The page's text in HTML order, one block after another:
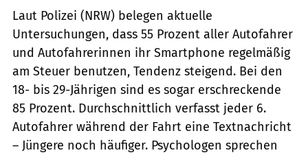
Laut Polizei (NRW) belegen aktuelle
Untersuchungen, dass 55 Prozent aller Autofahrer
und Autofahrerinnen ihr Smartphone regelmäßig
am Steuer benutzen, Tendenz steigend. Bei den
18- bis 29-Jährigen sind es sogar erschreckende
85 Prozent. Durchschnittlich verfasst jeder 6.
Autofahrer während der Fahrt eine Textnachricht
– Jüngere noch häufiger. Psychologen sprechen